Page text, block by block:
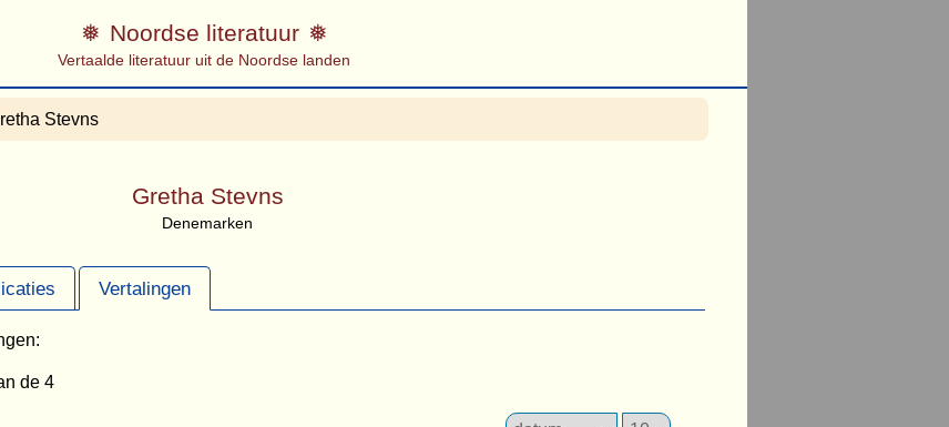
Noordse literatuur
Vertaalde literatuur uit de Noordse landen
Stevns
Gretha Stevns
Denemarken
Vertalingen
de 4